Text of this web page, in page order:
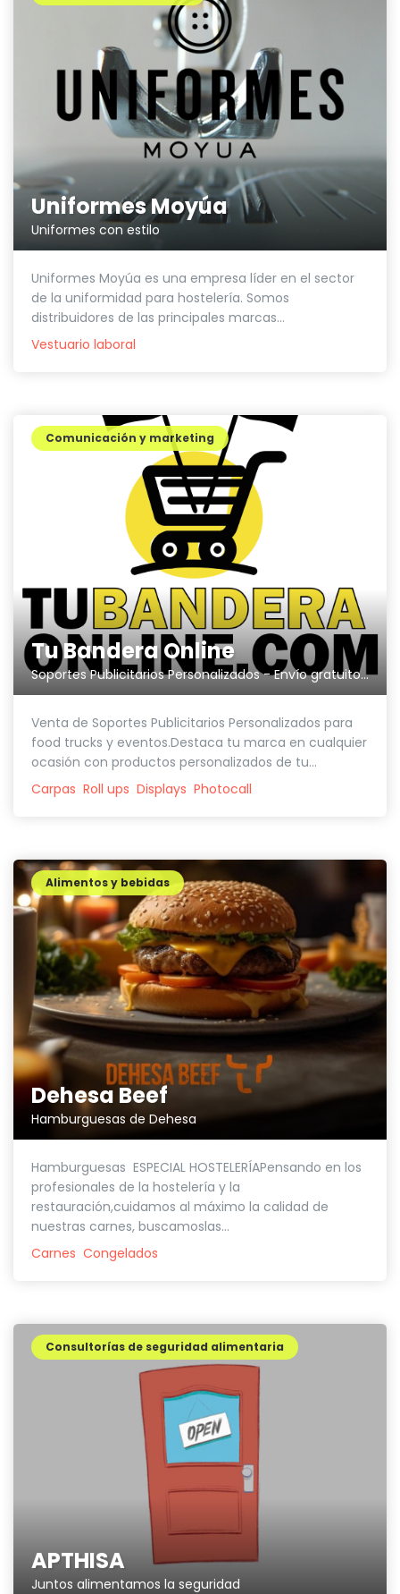
Uniformes Moyúa
Uniformes con estilo
Uniformes Moyúa es una empresa líder en el sector
de la uniformidad para hostelería. Somos
distribuidores de las principales marcas...
Vestuario laboral
Tu Bandera Online
Soportes Publicitarios Personalizados - Envío gratuito en menos de 72 horas.
Comunicación y marketing
Venta de Soportes Publicitarios Personalizados para
food trucks y eventos.Destaca tu marca en cualquier
ocasión con productos personalizados de tu...
Carpas Roll ups Displays Photocall
Dehesa Beef
Hamburguesas de Dehesa
Alimentos y bebidas
Hamburguesas ESPECIAL HOSTELERÍAPensando en los
profesionales de la hostelería y la
restauración,cuidamos al máximo la calidad de
nuestras carnes, buscamoslas...
Carnes Congelados
APTHISA
Juntos alimentamos la seguridad
Consultorías de seguridad alimentaria